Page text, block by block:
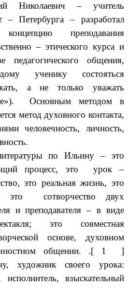
Николаевич – учитель
– Петербурга – разработал
преподавания
– этического курса и
педагогического общения,
ученику состояться
а не только уважать
Основным методом в
метод духовного контакта,
человечность, личность,
по Ильину – это
процесс, это урок –
это реальная жизнь, это
сотворчество двух
и преподавателя – в виде
это совместная
основе, духовном
общении. .[ 1 ]
художник своего урока:
исполнитель, взыскательный